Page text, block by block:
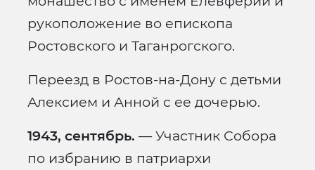
рукоположение во епископа
Ростовского и Таганрогского.
Переезд в Ростов-на-Дону с детьми
Алексием и Анной с ее дочерью.
1943, сентябрь. — Участник Собора
по избранию в патриархи